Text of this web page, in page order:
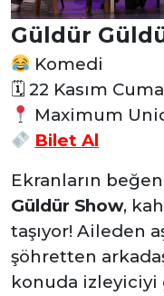
Güldür
Komedi
🗓 22 Kasım
Maximum
Bilet Al
Ekranların
Güldür Show,
taşıyor! Aileden
şöhretten
konuda